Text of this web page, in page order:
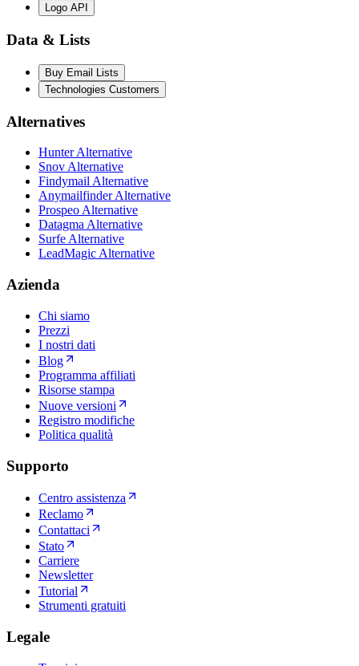
Logo API
Data & Lists
Buy Email Lists
Technologies Customers
Alternatives
Hunter Alternative
Snov Alternative
Findymail Alternative
Anymailfinder Alternative
Prospeo Alternative
Datagma Alternative
Surfe Alternative
LeadMagic Alternative
Azienda
Chi siamo
Prezzi
I nostri dati
Blog
Programma affiliati
Risorse stampa
Nuove versioni
Registro modifiche
Politica qualità
Supporto
Centro assistenza
Reclamo
Contattaci
Stato
Carriere
Newsletter
Tutorial
Strumenti gratuiti
Legale